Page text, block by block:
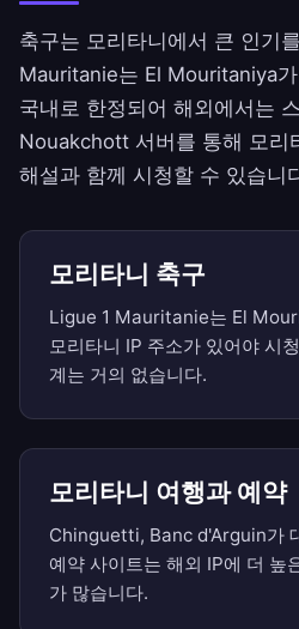
축구는 모리타니에서 큰 인기
Mauritanie는 El Mouritaniya
국내로 한정되어 해외에서는
Nouakchott 서버를 통해 모리
해설과 함께 시청할 수 있습니
모리타니 축구
Ligue 1 Mauritanie는 El
모리타니 IP 주소가 있어야 시
계는 거의 없습니다.
모리타니 여행과 예약
Chinguetti, Banc d'Arguin가
예약 사이트는 해외 IP에 더 높
가 많습니다.